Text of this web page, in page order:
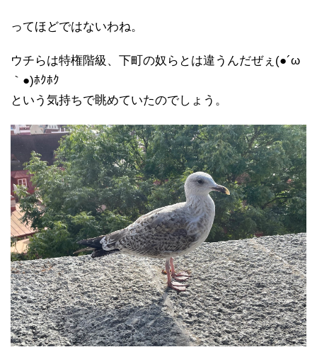
ってほどではないわね。
ウチらは特権階級、下町の奴らとは違うんだぜぇ(●´ω
｀●)ﾎｸﾎｸ
という気持ちで眺めていたのでしょう。